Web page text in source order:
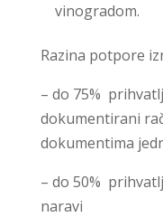
vinogradom.
Razina potpore
– do 75%
dokumentirani
dokumentima
– do 50%
naravi